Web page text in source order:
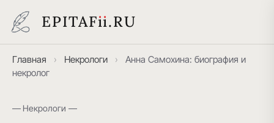
EPITAFii.RU
Главная › Некрологи ›
Анна Самохина: биография и
некролог
— Некрологи —